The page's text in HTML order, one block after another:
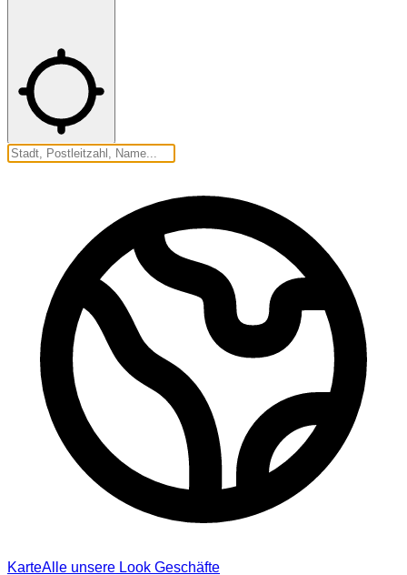
KarteAlle unsere Look Geschäfte